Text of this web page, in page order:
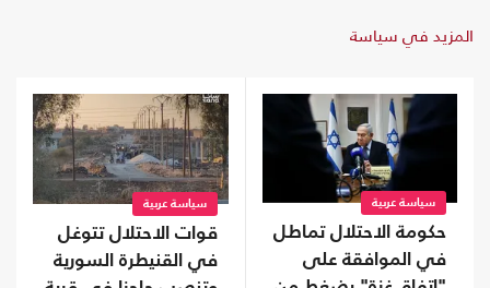
المزيد في سياسة
سياسة عربية
حكومة الاحتلال تماطل
في الموافقة على
سياسة عربية
قوات الاحتلال تتوغل
في القنيطرة السورية